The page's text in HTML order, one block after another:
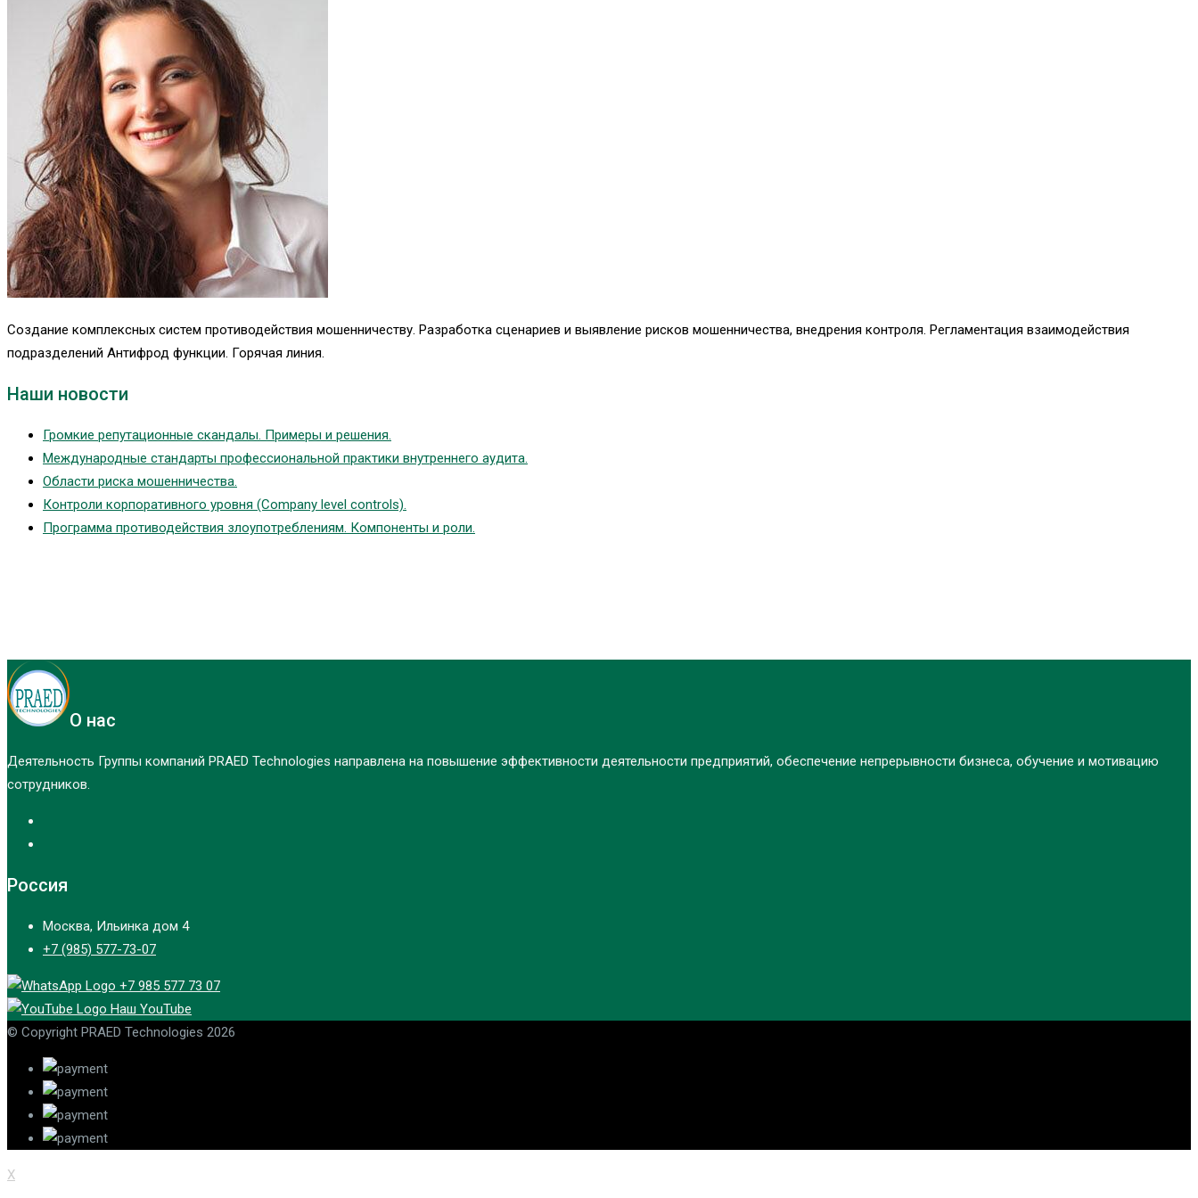
Создание комплексных систем противодействия мошенничеству. Разработка сценариев и выявление рисков мошенничества, внедрения контроля. Регламентация взаимодействия
подразделений Антифрод функции. Горячая линия.
Наши новости
Громкие репутационные скандалы. Примеры и решения.
Международные стандарты профессиональной практики внутреннего аудита.
Области риска мошенничества.
Контроли корпоративного уровня (Company level controls).
Программа противодействия злоупотреблениям. Компоненты и роли.
О нас
Деятельность Группы компаний PRAED Technologies направлена на повышение эффективности деятельности предприятий, обеспечение непрерывности бизнеса, обучение и мотивацию
сотрудников.
Россия
Москва, Ильинка дом 4
+7 (985) 577-73-07
+7 985 577 73 07
Наш YouTube
© Copyright PRAED Technologies 2026
X